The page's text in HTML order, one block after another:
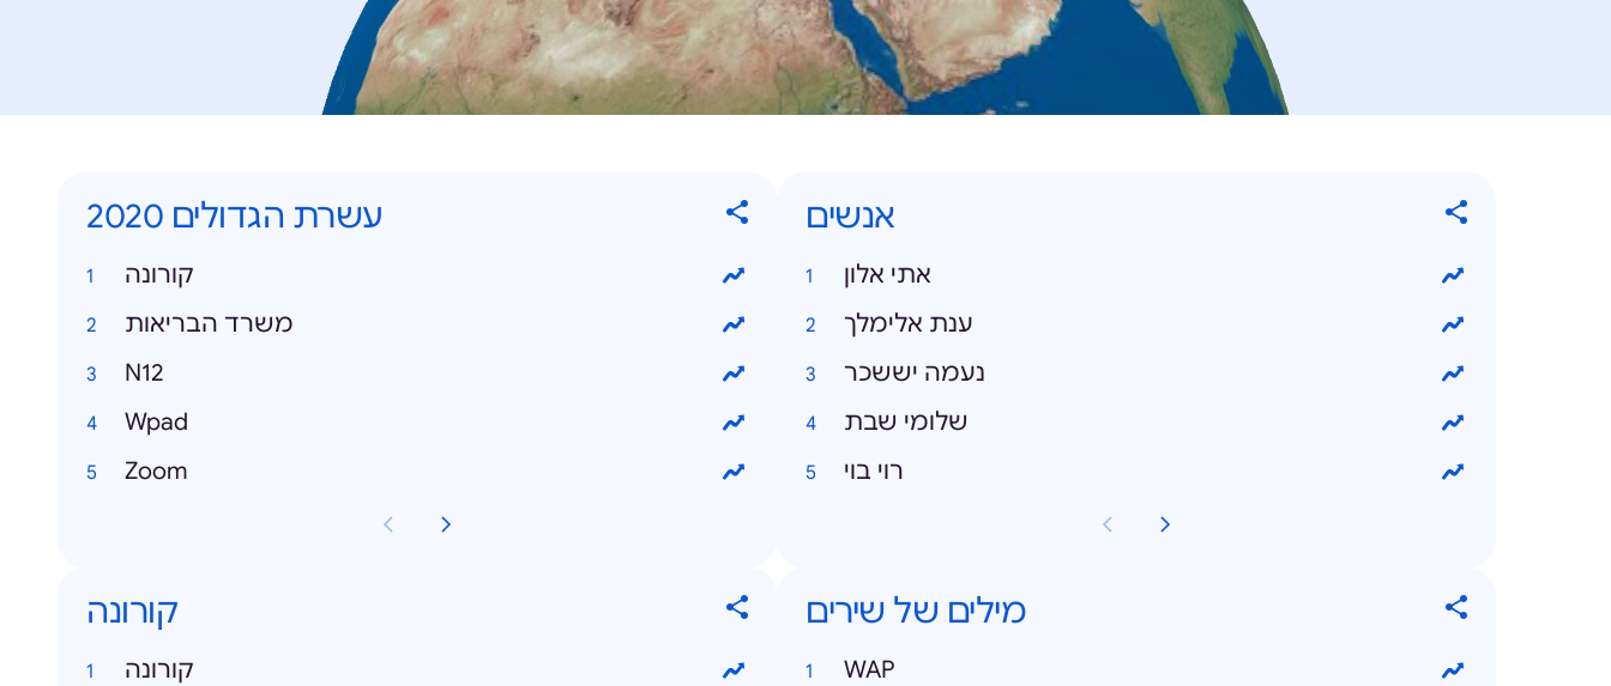
עשרת הגדולים 2020
קורונה
משרד הבריאות
N12
Wpad
Zoom
אנשים
אתי אלון
ענת אלימלך
נעמה יששכר
שלומי שבת
רוי בוי
קורונה
קורונה
מילים של שירים
WAP